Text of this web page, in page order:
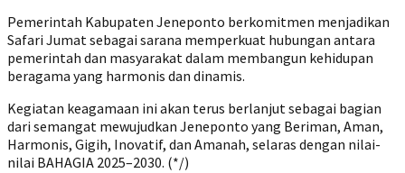
Pemerintah Kabupaten Jeneponto berkomitmen menjadikan
Safari Jumat sebagai sarana memperkuat hubungan antara
pemerintah dan masyarakat dalam membangun kehidupan
beragama yang harmonis dan dinamis.
Kegiatan keagamaan ini akan terus berlanjut sebagai bagian
dari semangat mewujudkan Jeneponto yang Beriman, Aman,
Harmonis, Gigih, Inovatif, dan Amanah, selaras dengan nilai-
nilai BAHAGIA 2025–2030. (*/)